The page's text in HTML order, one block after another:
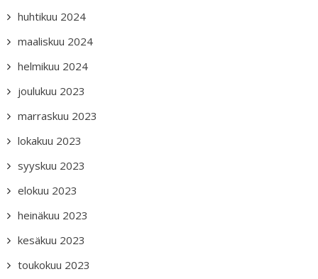
huhtikuu 2024
maaliskuu 2024
helmikuu 2024
joulukuu 2023
marraskuu 2023
lokakuu 2023
syyskuu 2023
elokuu 2023
heinäkuu 2023
kesäkuu 2023
toukokuu 2023